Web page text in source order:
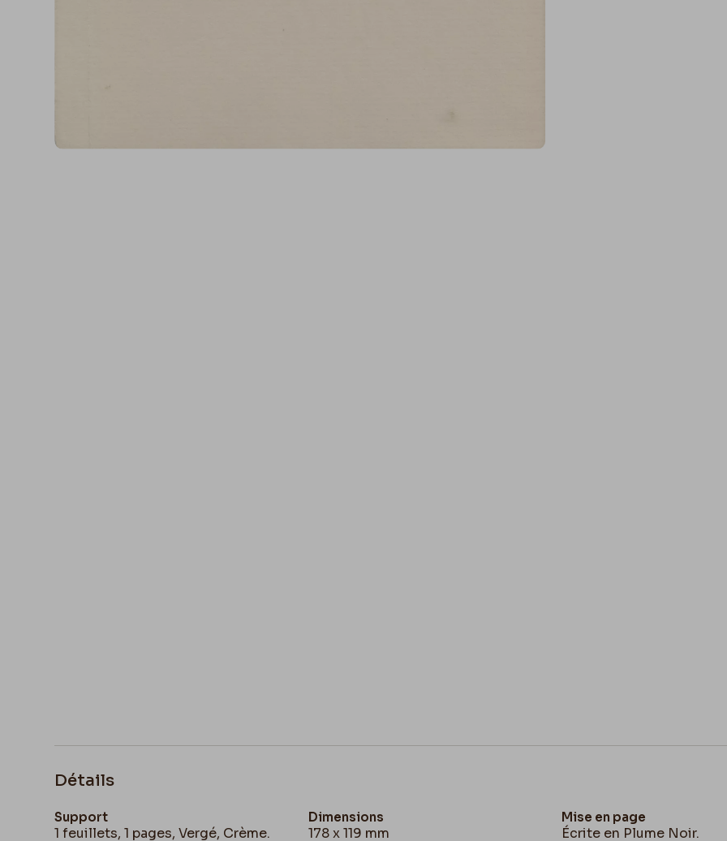
Détails
Support
1 feuillets, 1 pages, Vergé, Crème.
Dimensions
178 x 119 mm
Mise en page
Écrite en Plume Noir.